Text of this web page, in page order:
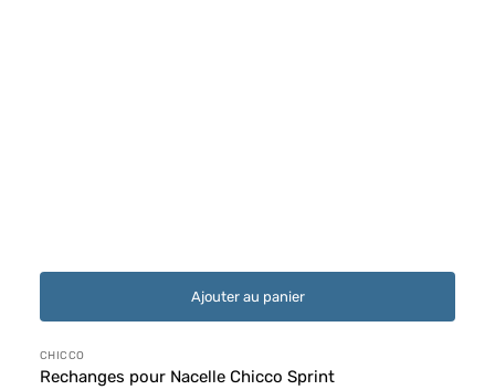
Ajouter au panier
Distributeur :
CHICCO
Rechanges pour Nacelle Chicco Sprint